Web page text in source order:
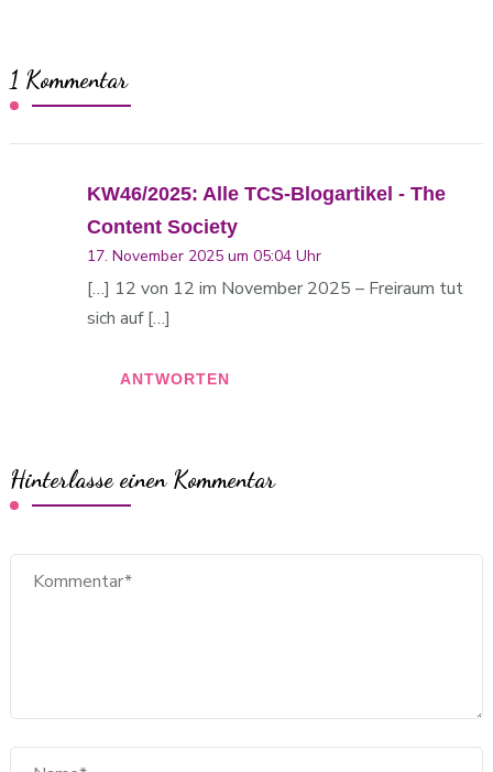
1 Kommentar
KW46/2025: Alle TCS-Blogartikel - The
Content Society
17. November 2025 um 05:04 Uhr
ANTWORTEN
[…] 12 von 12 im November 2025 – Freiraum tut
sich auf […]
Hinterlasse einen Kommentar